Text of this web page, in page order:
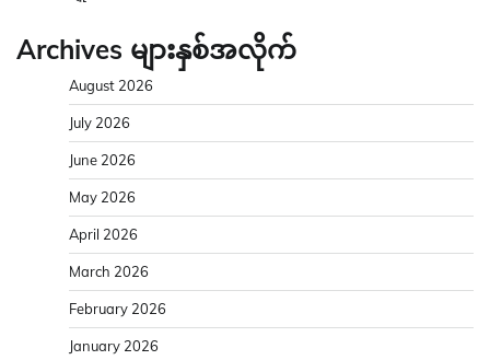
Archives များနှစ်အလိုက်
August 2026
July 2026
June 2026
May 2026
April 2026
March 2026
February 2026
January 2026